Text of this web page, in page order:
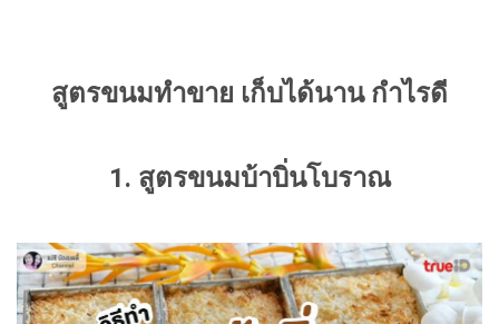
สูตรขนมทำขาย เก็บได้นาน กำไรดี
1. สูตรขนมบ้าบิ่นโบราณ